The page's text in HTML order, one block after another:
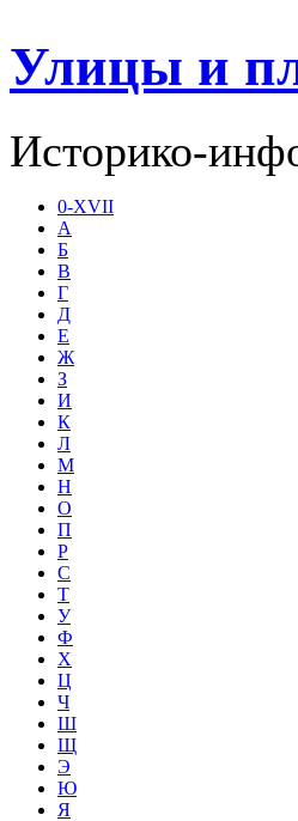
Улицы и
Историко-
0-XVII
А
Б
В
Г
Д
Е
Ж
З
И
К
Л
М
Н
О
П
Р
С
Т
У
Ф
Х
Ц
Ч
Ш
Щ
Э
Ю
Я